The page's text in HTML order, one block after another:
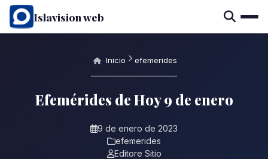
Islavision web
Inicio efemerides
Efemérides de Hoy 9 de enero
9 de enero de 2023
efemerides
Editore Sitio